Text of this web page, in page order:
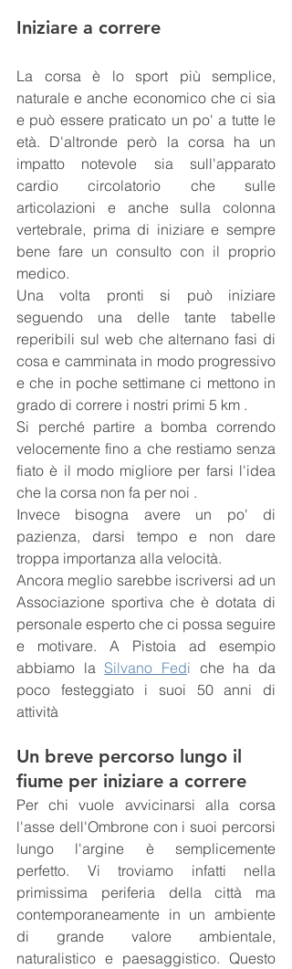
Iniziare a correre
La corsa è lo sport più semplice,
naturale e anche economico che ci sia
e può essere praticato un po' a tutte le
età. D'altronde però la corsa ha un
impatto notevole sia sull'apparato
cardio circolatorio che sulle
articolazioni e anche sulla colonna
vertebrale, prima di iniziare e sempre
bene fare un consulto con il proprio
medico.
Una volta pronti si può iniziare
seguendo una delle tante tabelle
reperibili sul web che alternano fasi di
cosa e camminata in modo progressivo
e che in poche settimane ci mettono in
grado di correre i nostri primi 5 km .
Si perché partire a bomba correndo
velocemente fino a che restiamo senza
fiato è il modo migliore per farsi l'idea
che la corsa non fa per noi .
Invece bisogna avere un po' di
pazienza, darsi tempo e non dare
troppa importanza alla velocità.
Ancora meglio sarebbe iscriversi ad un
Associazione sportiva che è dotata di
personale esperto che ci possa seguire
e motivare. A Pistoia ad esempio
abbiamo la Silvano Fedi che ha da
poco festeggiato i suoi 50 anni di
attività
Un breve percorso lungo il
fiume per iniziare a correre
Per chi vuole avvicinarsi alla corsa
l'asse dell'Ombrone con i suoi percorsi
lungo l'argine è semplicemente
perfetto. Vi troviamo infatti nella
primissima periferia della città ma
contemporaneamente in un ambiente
di grande valore ambientale,
naturalistico e paesaggistico. Questo